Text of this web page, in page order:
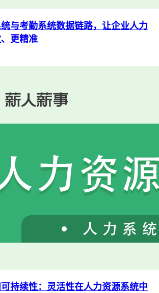
与考勤系统数据链路，让企业人力
更精准
持续性：灵活性在人力资源系统中